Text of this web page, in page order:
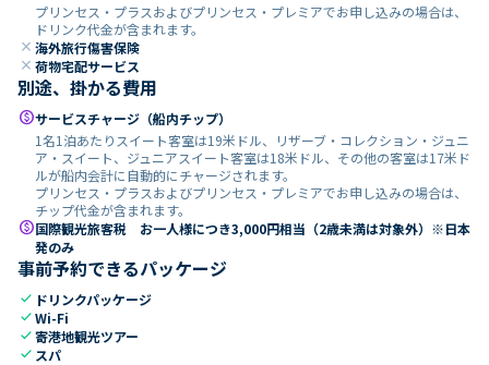
プリンセス・プラスおよびプリンセス・プレミアでお申し込みの場合は、
ドリンク代金が含まれます。
close 海外旅行傷害保険
close 荷物宅配サービス
別途、掛かる費用
paidサービスチャージ（船内チップ）
1名1泊あたりスイート客室は19米ドル、リザーブ・コレクション・ジュニ
ア・スイート、ジュニアスイート客室は18米ドル、その他の客室は17米ド
ルが船内会計に自動的にチャージされます。
プリンセス・プラスおよびプリンセス・プレミアでお申し込みの場合は、
チップ代金が含まれます。
paid国際観光旅客税 お一人様につき3,000円相当（2歳未満は対象外）※日本
発のみ
事前予約できるパッケージ
check ドリンクパッケージ
checkWi-Fi
check寄港地観光ツアー
check スパ